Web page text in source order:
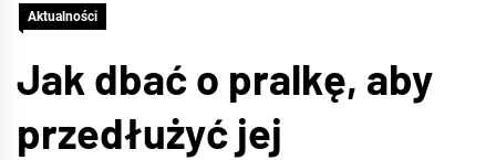
Aktualności
Jak dbać o pralkę, aby
przedłużyć jej